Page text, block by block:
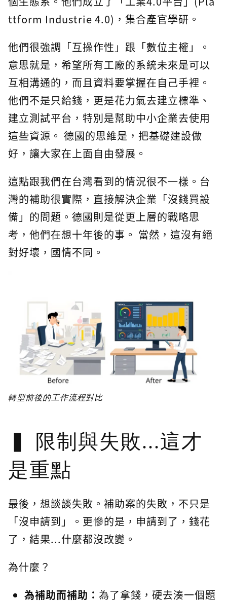
ttform Industrie 4.0)，集合產官學研。
他們很強調「互操作性」跟「數位主權」。
意思就是，希望所有工廠的系統未來是可以
互相溝通的，而且資料要掌握在自己手裡。
他們不是只給錢，更是花力氣去建立標準、
建立測試平台，特別是幫助中小企業去使用
這些資源。 德國的思維是，把基礎建設做
好，讓大家在上面自由發展。
這點跟我們在台灣看到的情況很不一樣。台
灣的補助很實際，直接解決企業「沒錢買設
備」的問題。德國則是從更上層的戰略思
考，他們在想十年後的事。 當然，這沒有絕
對好壞，國情不同。
轉型前後的工作流程對比
限制與失敗...這才
是重點
最後，想談談失敗。補助案的失敗，不只是
「沒申請到」。更慘的是，申請到了，錢花
了，結果...什麼都沒改變。
為什麼？
為補助而補助： 為了拿錢，硬去湊一個題